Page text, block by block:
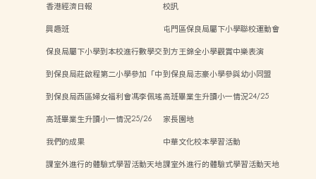
香港經濟日報
校訊
興趣班
屯門區保良局屬下小學聯校運動會
保良局屬下小學到本校進行數學交到方王錦全小學觀賞中樂表演
到保良局莊啟程第二小學參加「中到保良局志豪小學參與幼小同盟
到保良局西區婦女福利會馮李佩瑤高班畢業生升讀小一情況24/25
高班畢業生升讀小一情況25/26
家長園地
我們的成果
中華文化校本學習活動
課室外進行的體驗式學習活動天地課室外進行的體驗式學習活動天地